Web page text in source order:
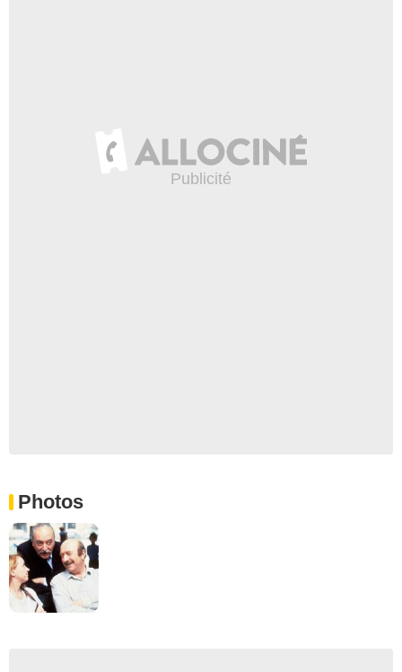
Photos